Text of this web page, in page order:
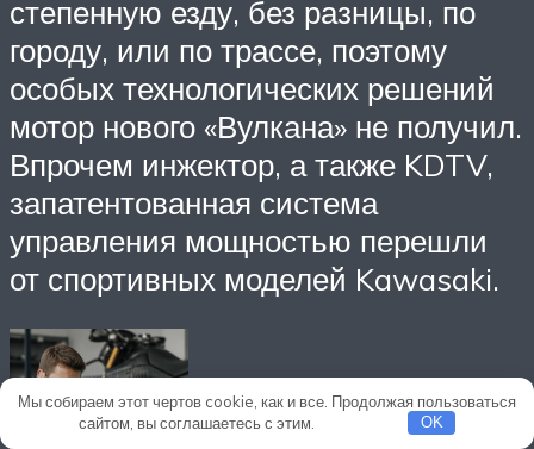
степенную езду, без разницы, по
городу, или по трассе, поэтому
особых технологических решений
мотор нового «Вулкана» не получил.
Впрочем инжектор, а также KDTV,
запатентованная система
управления мощностью перешли
от спортивных моделей Kawasaki.
Мы собираем этот чертов cookie, как и все. Продолжая пользоваться
сайтом, вы соглашаетесь с этим.
OK